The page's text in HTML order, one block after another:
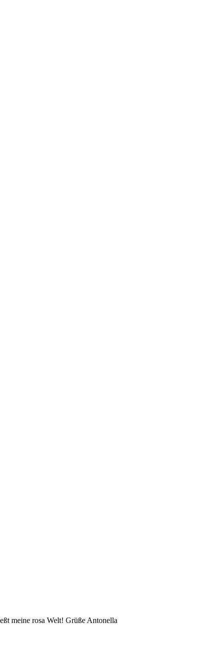
meine rosa Welt! Grüße Antonella